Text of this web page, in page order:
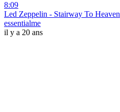
8:09
Led Zeppelin - Stairway To Heaven
essentialme
il y a 20 ans